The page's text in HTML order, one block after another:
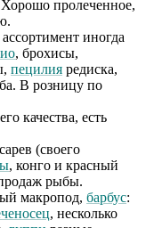
пролеченное,
иногда
, брохисы,
пецилия редиска,
В розницу по
качества, есть
(своего
, конго и красный
рыбы.
макропод, барбус:
, несколько